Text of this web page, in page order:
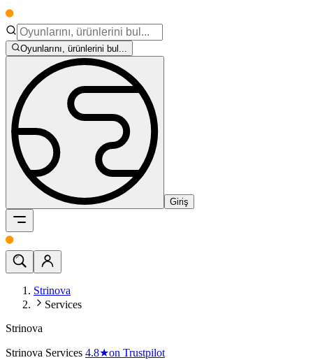
Oyunlarını, ürünlerini bul...
Giriş
Strinova
Services
Strinova
Strinova Services 4.8★on Trustpilot